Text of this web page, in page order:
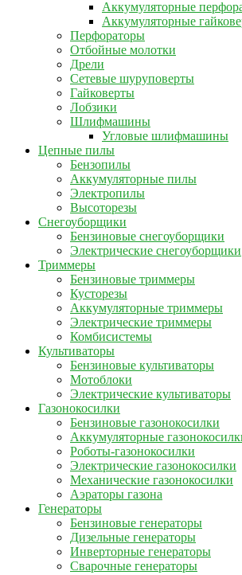
Аккумуляторные
Аккумуляторные
Перфораторы
Отбойные молотки
Дрели
Сетевые шуруповерты
Гайковерты
Лобзики
Шлифмашины
Угловые шлифмашины
Цепные пилы
Бензопилы
Аккумуляторные пилы
Электропилы
Высоторезы
Снегоуборщики
Бензиновые снегоуборщики
Электрические снегоуборщики
Триммеры
Бензиновые триммеры
Кусторезы
Аккумуляторные триммеры
Электрические триммеры
Комбисистемы
Культиваторы
Бензиновые культиваторы
Мотоблоки
Электрические культиваторы
Газонокосилки
Бензиновые газонокосилки
Аккумуляторные
Роботы-газонокосилки
Электрические газонокосилки
Механические газонокосилки
Аэраторы газона
Генераторы
Бензиновые генераторы
Дизельные генераторы
Инверторные генераторы
Сварочные генераторы